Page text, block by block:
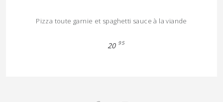
Pizza toute garnie et spaghetti sauce à la viande
20 95